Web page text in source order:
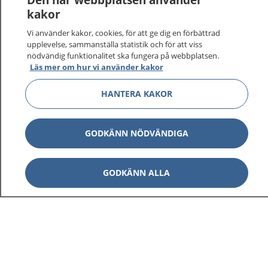
På 1177.se får du råd om hälsa och information om
sjukdomar och vilka mottagningar du kan kontakta.
Logga in för att läsa din journal och göra dina
vårdärenden. Ring telefonnummer 1177 för
sjukvårdsrådgivning dygnet runt.
1177 ger dig råd när du vill må bättre.
1177 på flera språk Visa
kakor
Vi använder kakor, cookies, för att ge dig en förbättrad
upplevelse, sammanställa statistik och för att viss
nödvändig funktionalitet ska fungera på webbplatsen.
Läs mer om hur vi använder kakor
HANTERA KAKOR
GODKÄNN NÖDVÄNDIGA
GODKÄNN ALLA